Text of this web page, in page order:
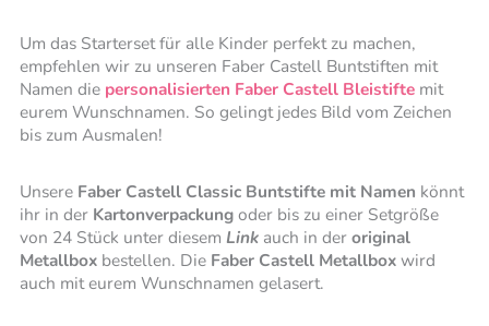
Um das Starterset für alle Kinder perfekt zu machen,
empfehlen wir zu unseren Faber Castell Buntstiften mit
Namen die personalisierten Faber Castell Bleistifte mit
eurem Wunschnamen. So gelingt jedes Bild vom Zeichen
bis zum Ausmalen!
Unsere Faber Castell Classic Buntstifte mit Namen könnt
ihr in der Kartonverpackungoder bis zu einer Setgröße
von 24 Stück unter diesem Link auch in deroriginal
Metallbox bestellen. Die Faber Castell Metallboxwird
auch mit eurem Wunschnamen gelasert.